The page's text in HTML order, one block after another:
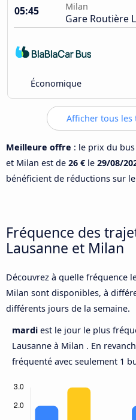
05:45
Milan
Gare Routière
Économique
Afficher tous
Meilleure offre : le prix du
et Milan est de 26 € le 29/08/
bénéficient de réductions sur
Fréquence des
Lausanne et Milan
Découvrez à quelle fréquence
Milan sont disponibles, à
différents jours de la semaine.
mardi est le jour le plus
Lausanne à Milan . En
fréquenté avec seulement 1